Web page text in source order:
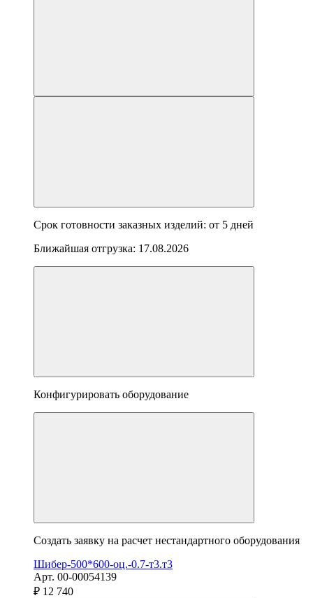
Срок готовности заказных изделий: от 5 дней
Ближайшая отгрузка: 17.08.2026
Конфигурировать оборудование
Создать заявку на расчет нестандартного оборудования
Шибер-500*600-оц.-0.7-т3.т3
Арт. 00-00054139
₽ 12 740